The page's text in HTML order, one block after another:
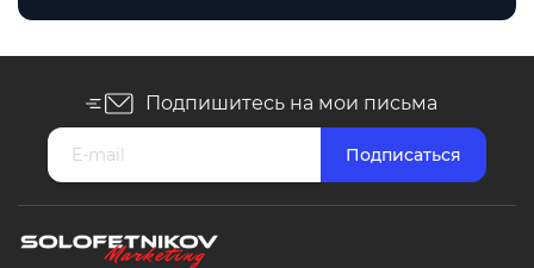
Подпишитесь на мои письма